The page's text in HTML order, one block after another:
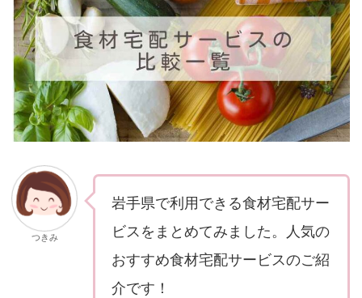
つきみ
岩手県で利用できる食材宅配サー
ビスをまとめてみました。人気の
おすすめ食材宅配サービスのご紹
介です！